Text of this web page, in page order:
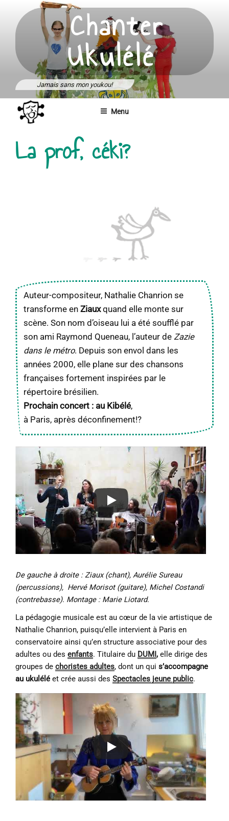
contenu
Chanter
Ukulélé
Jamais sans mon youkou!
Menu
La prof, céki?
Auteur-compositeur, Nathalie Chanrion se
transforme enZiauxquand elle monte sur
scène. Son nom d’oiseau lui a été soufflé par
son ami Raymond Queneau, l’auteur deZazie
dans le métro. Depuis son envol dans les
années 2000, elle plane sur des chansons
françaises fortement inspirées par le
répertoire brésilien.
Prochain concert : au Kibélé,
à Paris, après déconfinement!?
De gauche à droite : Ziaux (chant), Aurélie Sureau
(percussions), Hervé Morisot (guitare), Michel Costandi
(contrebasse). Montage : Marie Liotard.
La pédagogie musicale est au cœur de la vie artistique de
Nathalie Chanrion, puisqu’elle intervient à Paris en
conservatoire ainsi qu’en structure associative pour des
adultes ou des enfants. Titulaire du DUMI , elle dirige des
groupes de choristes adultes, dont un qui s’accompagne
au ukulélé et crée aussi des Spectacles jeune public.